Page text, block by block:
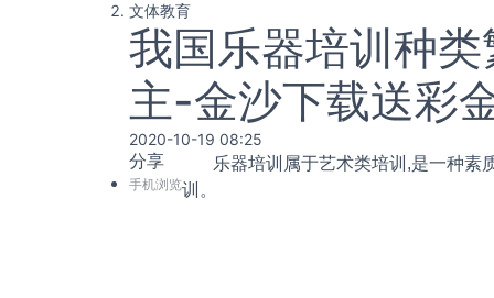
文体教育
我国乐器培训种
主-金沙下载送彩
2020-10-19 08:25
分享
手机浏览
乐器培训属于艺术类培训,是一种素质
训。